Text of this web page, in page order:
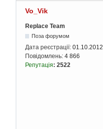
Vo_Vik
Replace Team
Поза форумом
Дата реєстрації: 01.10.2012
Повідомлень: 4 866
Репутація: 2522